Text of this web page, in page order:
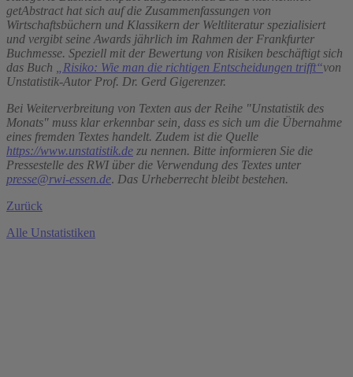
getAbstract hat sich auf die Zusammenfassungen von
Wirtschaftsbüchern und Klassikern der Weltliteratur spezialisiert
und vergibt seine Awards jährlich im Rahmen der Frankfurter
Buchmesse. Speziell mit der Bewertung von Risiken beschäftigt sich
das Buch „Risiko: Wie man die richtigen Entscheidungen trifft“von
Unstatistik-Autor Prof. Dr. Gerd Gigerenzer.
Bei Weiterverbreitung von Texten aus der Reihe "Unstatistik des
Monats" muss klar erkennbar sein, dass es sich um die Übernahme
eines fremden Textes handelt. Zudem ist die Quelle
https://www.unstatistik.de zu nennen. Bitte informieren Sie die
Pressestelle des RWI über die Verwendung des Textes unter
presse@rwi-essen.de. Das Urheberrecht bleibt bestehen.
Zurück
Alle Unstatistiken